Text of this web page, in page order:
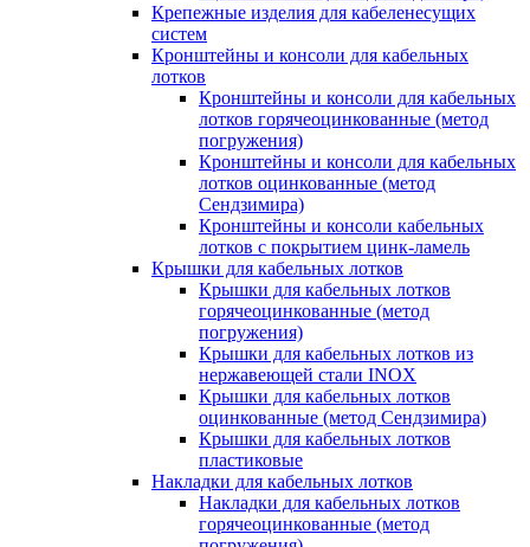
Крепежные изделия для кабеленесущих
систем
Кронштейны и консоли для кабельных
лотков
Кронштейны и консоли для кабельных
лотков горячеоцинкованные (метод
погружения)
Кронштейны и консоли для кабельных
лотков оцинкованные (метод
Сендзимира)
Кронштейны и консоли кабельных
лотков с покрытием цинк-ламель
Крышки для кабельных лотков
Крышки для кабельных лотков
горячеоцинкованные (метод
погружения)
Крышки для кабельных лотков из
нержавеющей стали INOX
Крышки для кабельных лотков
оцинкованные (метод Сендзимира)
Крышки для кабельных лотков
пластиковые
Накладки для кабельных лотков
Накладки для кабельных лотков
горячеоцинкованные (метод